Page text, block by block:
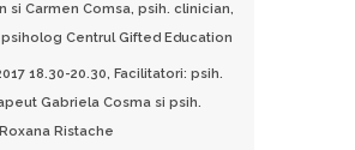
si Carmen Comsa, psih. clinician,
Centrul Gifted Education
18.30-20.30, Facilitatori: psih.
Gabriela Cosma si psih.
Ristache